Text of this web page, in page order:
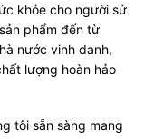
khỏe cho người sử
phẩm đến từ
nước vinh danh,
lượng hoàn hảo
tôi sẵn sàng mang